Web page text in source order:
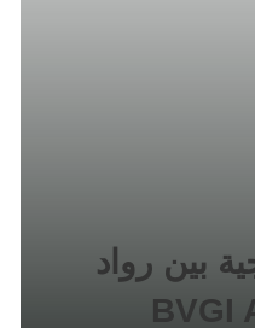
بين رواد